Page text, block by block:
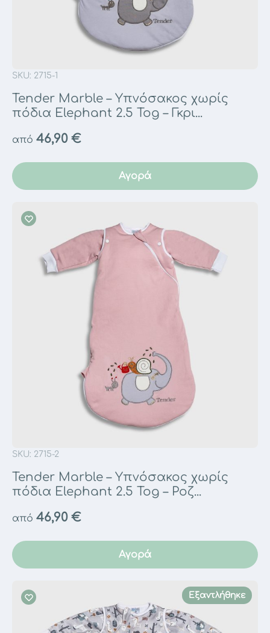
SKU: 2715-1
Tender Marble – Υπνόσακος χωρίς
πόδια Elephant 2.5 Tog – Γκρι...
από 46,90 €
Αγορά
SKU: 2715-2
Tender Marble – Υπνόσακος χωρίς
πόδια Elephant 2.5 Tog – Ροζ...
από 46,90 €
Αγορά
Εξαντλήθηκε